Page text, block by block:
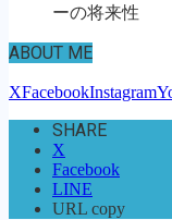
ーの将来性
ABOUT ME
XFacebookInstagram
SHARE
X
Facebook
LINE
URL copy